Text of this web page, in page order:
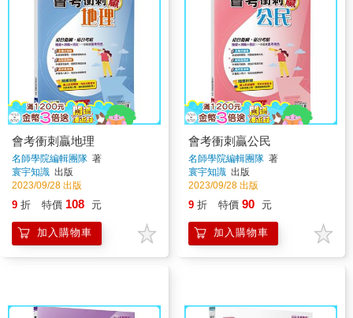
會考衝刺贏地理
名師學院編輯團隊 著
寰宇知識 出版
2023/09/28 出版
9 折 特價 108 元
加入購物車
會考衝刺贏公民
名師學院編輯團隊 著
寰宇知識 出版
2023/09/28 出版
9 折 特價 90 元
加入購物車